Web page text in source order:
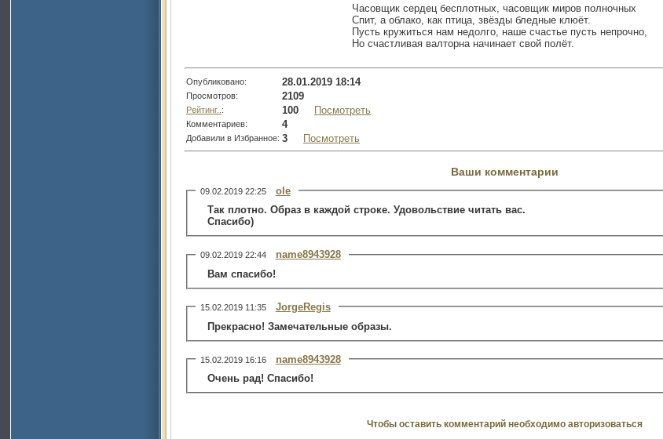
Часовщик сердец бесплотных, часовщик миров полночных
Спит, а облако, как птица, звёзды бледные клюёт.
Пусть кружиться нам недолго, наше счастье пусть непрочно,
Но счастливая валторна начинает свой полёт.
Опубликовано: 28.01.2019 18:14
Просмотров: 2109
Рейтинг.. : 100 Посмотреть
Комментариев: 4
Добавили в Избранное: 3 Посмотреть
Ваши комментарии
09.02.2019 22:25
ole
Так плотно. Образ в каждой строке. Удовольствие читать вас.
Спасибо)
09.02.2019 22:44
name8943928
Вам спасибо!
15.02.2019 11:35
JorgeRegis
Прекрасно! Замечательные образы.
15.02.2019 16:16
name8943928
Очень рад! Спасибо!
Чтобы оставить комментарий необходимо авторизоваться